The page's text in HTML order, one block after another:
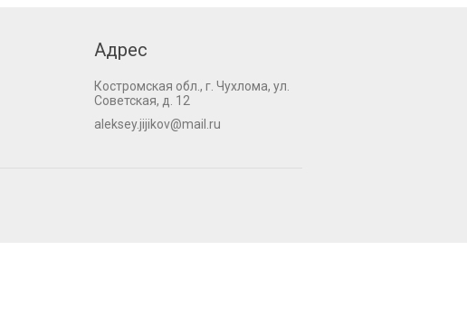
Адрес
Костромская обл., г. Чухлома, ул.
Советская, д. 12
aleksey.jijikov@mail.ru